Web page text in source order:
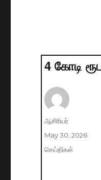
4 கோடி
Author
ஆசிரியர்
Posted
on
May 30, 2026
Categories
செய்திகள்